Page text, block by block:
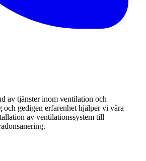
av tjänster inom ventilation och
och gedigen erfarenhet hjälper vi våra
av ventilationssystem till